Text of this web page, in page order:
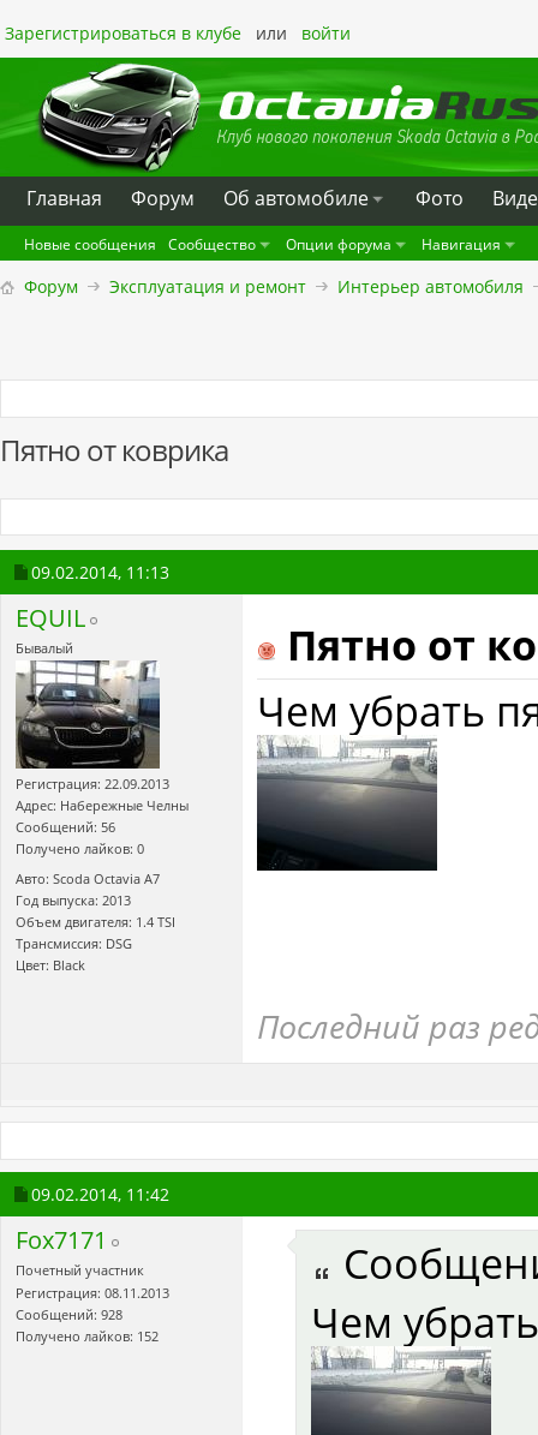
Зарегистрироваться в клубе или войти
Главная Форум Oб автомобиле Фото
Новые сообщения Сообщество Опции форума Навигация
Форум Эксплуатация и ремонт Интерьер автомобиля
Пятно от коврика
09.02.2014, 11:13
EQUIL
Бывалый
Регистрация: 22.09.2013
Адрес: Набережные Челны
Сообщений: 56
Получено лайков: 0
Авто: Scoda Octavia A7
Год выпуска: 2013
Объем двигателя: 1.4 TSI
Трансмиссия: DSG
Цвет: Black
Пятно от
Чем убрать
Последний раз
09.02.2014, 11:42
Fox7171
Почетный участник
Регистрация: 08.11.2013
Сообщений: 928
Получено лайков: 152
Чем